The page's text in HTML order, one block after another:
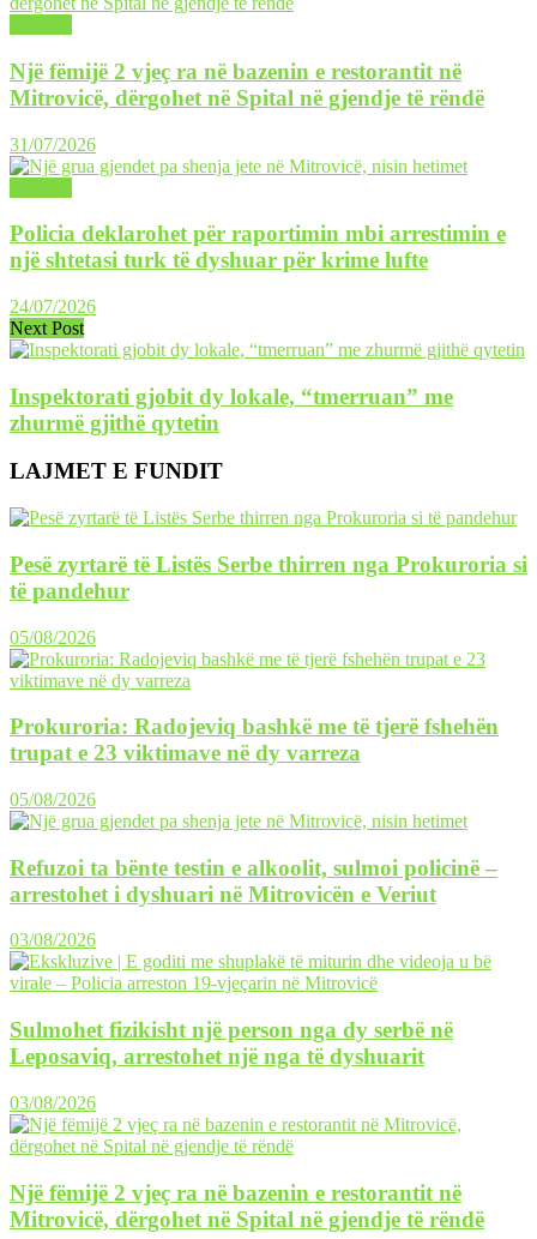
Një fëmijë 2 vjeç ra në bazenin e restorantit në
Mitrovicë, dërgohet në Spital në gjendje të rëndë
31/07/2026
Policia deklarohet për raportimin mbi arrestimin e
një shtetasi turk të dyshuar për krime lufte
24/07/2026
Next Post
Inspektorati gjobit dy lokale, “tmerruan” me
zhurmë gjithë qytetin
LAJMET E FUNDIT
Pesë zyrtarë të Listës Serbe thirren nga Prokuroria si
të pandehur
05/08/2026
Prokuroria: Radojeviq bashkë me të tjerë fshehën
trupat e 23 viktimave në dy varreza
05/08/2026
Refuzoi ta bënte testin e alkoolit, sulmoi policinë –
arrestohet i dyshuari në Mitrovicën e Veriut
03/08/2026
Sulmohet fizikisht një person nga dy serbë në
Leposaviq, arrestohet një nga të dyshuarit
03/08/2026
Një fëmijë 2 vjeç ra në bazenin e restorantit në
Mitrovicë, dërgohet në Spital në gjendje të rëndë